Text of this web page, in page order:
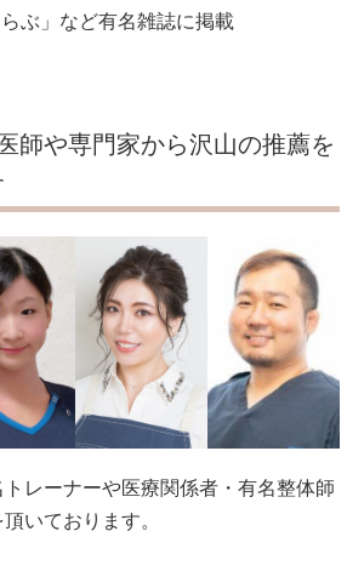
ぶ」など有名雑誌に掲載
師や専門家から沢山の推薦を
レーナーや医療関係者・有名整体師
いております。